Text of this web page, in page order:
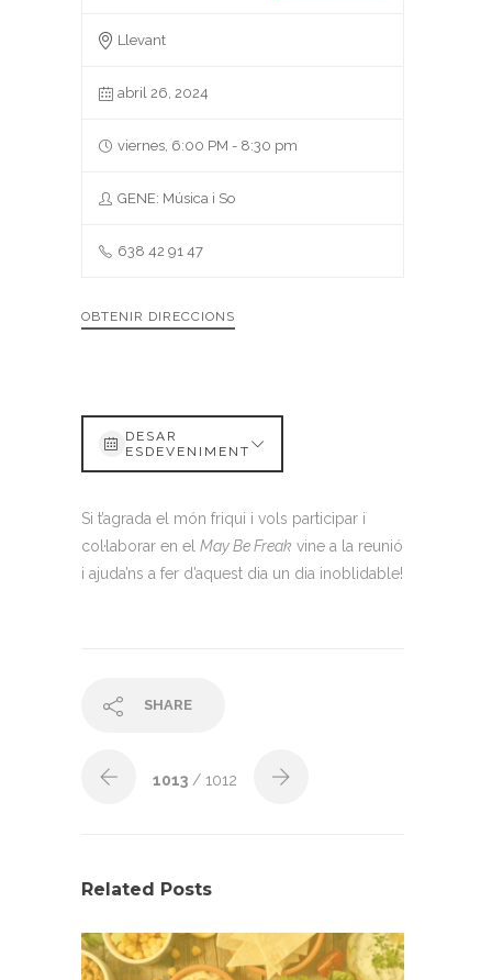
Llevant
abril 26, 2024
viernes, 6:00 PM - 8:30 pm
GENE: Música i So
638 42 91 47
OBTENIR DIRECCIONS
DESAR
ESDEVENIMENT
Si t’agrada el món friqui i vols participar i
col·laborar en el May Be Freak vine a la reunió
i ajuda’ns a fer d’aquest dia un dia inoblidable!
SHARE
1013 / 1012
Related Posts